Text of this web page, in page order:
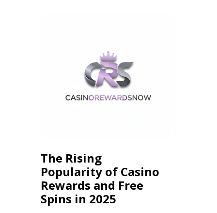
The Rising
Popularity of Casino
Rewards and Free
Spins in 2025